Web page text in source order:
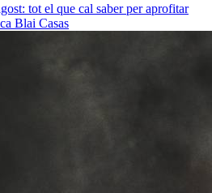
tot el que cal saber per aprofitar
Blai Casas